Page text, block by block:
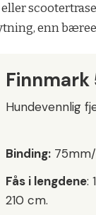
enn
Finnmark
Hundevennlig
Binding:75mm/
Fås i lengdene:
210 cm.